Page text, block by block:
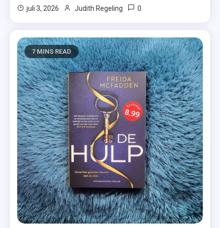
juli 3, 2026 Judith Regeling 0
7 MINS READ